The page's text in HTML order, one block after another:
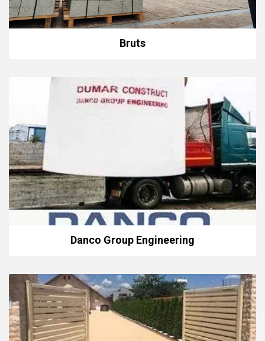
Bruts
Danco Group Engineering